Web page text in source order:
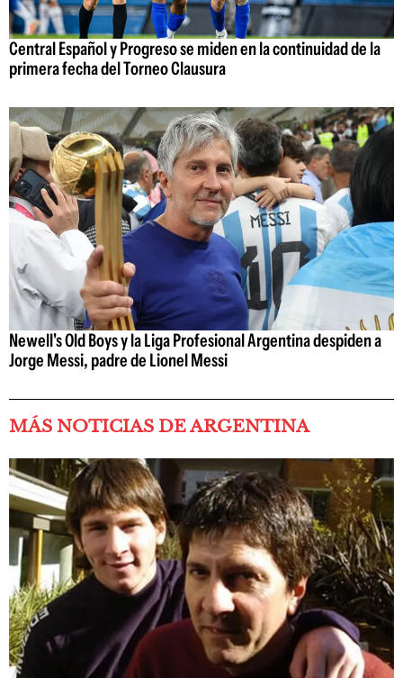
Central Español y Progreso se miden en la continuidad de la
primera fecha del Torneo Clausura
Newell's Old Boys y la Liga Profesional Argentina despiden a
Jorge Messi, padre de Lionel Messi
MÁS NOTICIAS DE ARGENTINA